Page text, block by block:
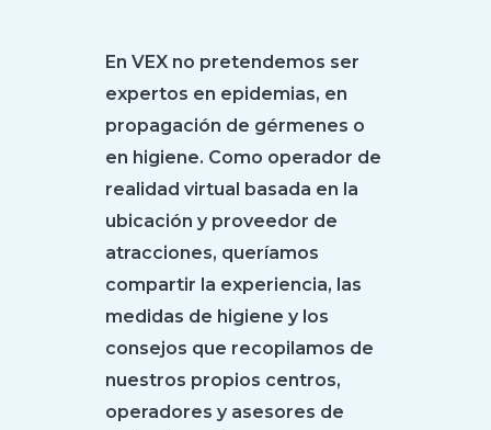
En VEX no pretendemos ser
expertos en epidemias, en
propagación de gérmenes o
en higiene. Como operador de
realidad virtual basada en la
ubicación y proveedor de
atracciones, queríamos
compartir la experiencia, las
medidas de higiene y los
consejos que recopilamos de
nuestros propios centros,
operadores y asesores de